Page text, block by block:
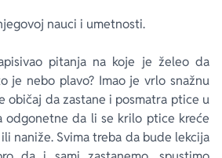
nauci i umetnosti.
pitanja na koje je želeo da
je nebo plavo? Imao je vrlo snažnu
običaj da zastane i posmatra ptice u
odgonetne da li se krilo ptice kreće
naniže. Svima treba da bude lekcija